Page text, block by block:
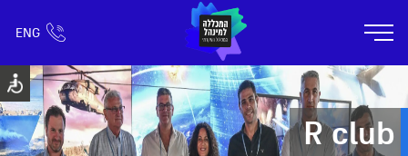
ENG
חפש כל דבר רישום ומידע אזור אישי
אודות תוכניות הלימוד קמפוס דימונה חיי
R club